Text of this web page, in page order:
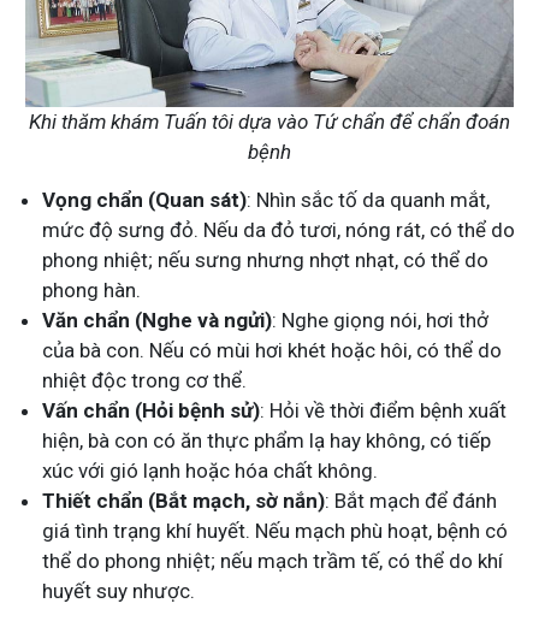
Khi thăm khám Tuấn tôi dựa vào Tứ chẩn để chẩn đoán
bệnh
Vọng chẩn (Quan sát): Nhìn sắc tố da quanh mắt,
mức độ sưng đỏ. Nếu da đỏ tươi, nóng rát, có thể do
phong nhiệt; nếu sưng nhưng nhợt nhạt, có thể do
phong hàn.
Văn chẩn (Nghe và ngửi): Nghe giọng nói, hơi thở
của bà con. Nếu có mùi hơi khét hoặc hôi, có thể do
nhiệt độc trong cơ thể.
Vấn chẩn (Hỏi bệnh sử): Hỏi về thời điểm bệnh xuất
hiện, bà con có ăn thực phẩm lạ hay không, có tiếp
xúc với gió lạnh hoặc hóa chất không.
Thiết chẩn (Bắt mạch, sờ nắn): Bắt mạch để đánh
giá tình trạng khí huyết. Nếu mạch phù hoạt, bệnh có
thể do phong nhiệt; nếu mạch trầm tế, có thể do khí
huyết suy nhược.